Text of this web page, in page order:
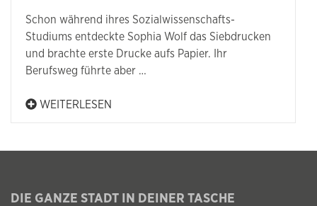
Schon während ihres Sozialwissenschafts-
Studiums entdeckte Sophia Wolf das Siebdrucken
und brachte erste Drucke aufs Papier. Ihr
Berufsweg führte aber …
WEITERLESEN
DIE GANZE STADT IN DEINER TASCHE